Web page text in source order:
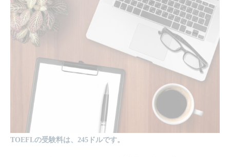
TOEFLの受験料は、245ドルです。